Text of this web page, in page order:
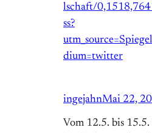
lschaft/
ss?
dium=twitter
ingejahnMai 22,
Vom 12.5. bis